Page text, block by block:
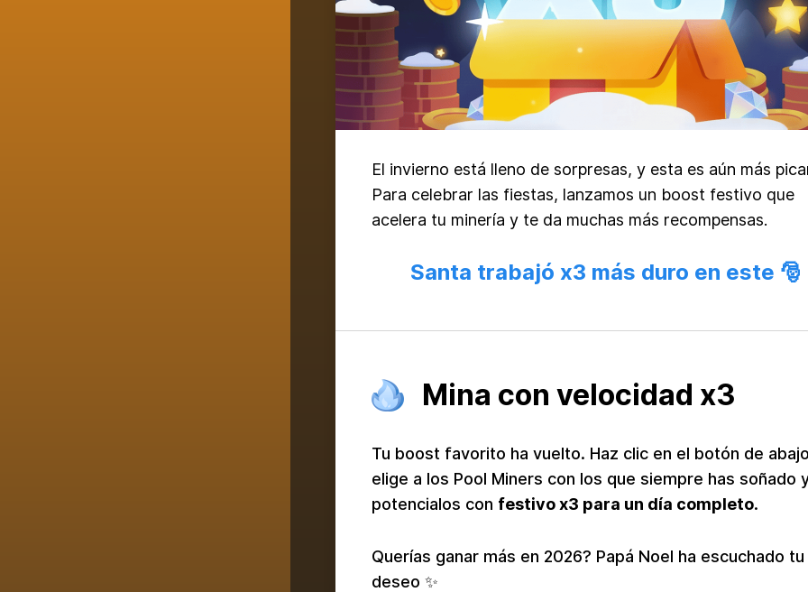
El invierno está lleno de sorpresas, y esta es aún más
Para celebrar las fiestas, lanzamos un boost festivo que
acelera tu minería y te da muchas más recompensas.
Santa trabajó x3 más duro en este 🎅
Mina con velocidad x3
Tu boost favorito ha vuelto. Haz clic en el botón de
elige a los Pool Miners con los que siempre has soñado
potencialos con festivo x3 para un día completo.
Querías ganar más en 2026? Papá Noel ha escuchado tu
deseo ✨